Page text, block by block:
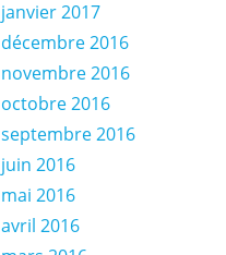
janvier 2017
décembre 2016
novembre 2016
octobre 2016
septembre 2016
juin 2016
mai 2016
avril 2016